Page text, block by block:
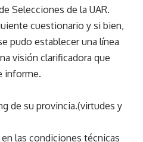
Selecciones de la UAR.
cuestionario y si bien,
pudo establecer una línea
visión clarificadora que
informe.
de su provincia.(virtudes y
las condiciones técnicas